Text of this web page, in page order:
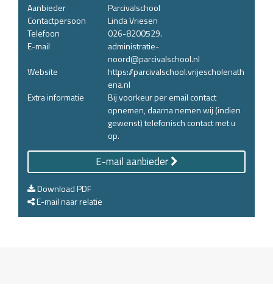
Aanbieder
Parcivalschool
Contactpersoon
Linda Vriesen
Telefoon
026-8200529.
E-mail
administratie-
noord@parcivalschool.nl
Website
https://parcivalschool.vrijescholenath
ena.nl
Extra informatie
Bij voorkeur per email contact
opnemen, daarna nemen wij (indien
gewenst) telefonisch contact met u
op.
E-mail aanbieder
Download PDF
E-mail naar relatie